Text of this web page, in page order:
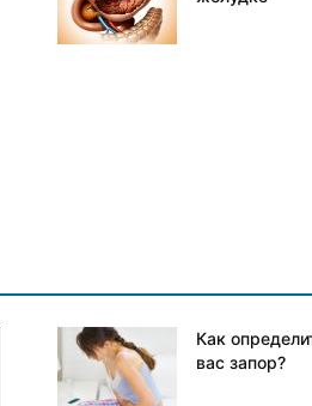
Как
вас запор?